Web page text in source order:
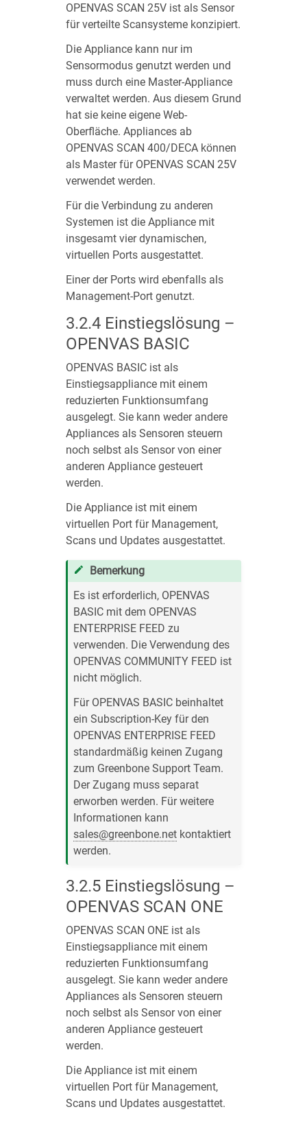
OPENVAS SCAN 25V ist als Sensor
für verteilte Scansysteme konzipiert.
Die Appliance kann nur im
Sensormodus genutzt werden und
muss durch eine Master-Appliance
verwaltet werden. Aus diesem Grund
hat sie keine eigene Web-
Oberfläche. Appliances ab
OPENVAS SCAN 400/DECA können
als Master für OPENVAS SCAN 25V
verwendet werden.
Für die Verbindung zu anderen
Systemen ist die Appliance mit
insgesamt vier dynamischen,
virtuellen Ports ausgestattet.
Einer der Ports wird ebenfalls als
Management-Port genutzt.
3.2.4 Einstiegslösung –
OPENVAS BASIC
OPENVAS BASIC ist als
Einstiegsappliance mit einem
reduzierten Funktionsumfang
ausgelegt. Sie kann weder andere
Appliances als Sensoren steuern
noch selbst als Sensor von einer
anderen Appliance gesteuert
werden.
Die Appliance ist mit einem
virtuellen Port für Management,
Scans und Updates ausgestattet.
Bemerkung
Es ist erforderlich, OPENVAS
BASIC mit dem OPENVAS
ENTERPRISE FEED zu
verwenden. Die Verwendung des
OPENVAS COMMUNITY FEED ist
nicht möglich.
Für OPENVAS BASIC beinhaltet
ein Subscription-Key für den
OPENVAS ENTERPRISE FEED
standardmäßig keinen Zugang
zum Greenbone Support Team.
Der Zugang muss separat
erworben werden. Für weitere
Informationen kann
sales@greenbone.net kontaktiert
werden.
3.2.5 Einstiegslösung –
OPENVAS SCAN ONE
OPENVAS SCAN ONE ist als
Einstiegsappliance mit einem
reduzierten Funktionsumfang
ausgelegt. Sie kann weder andere
Appliances als Sensoren steuern
noch selbst als Sensor von einer
anderen Appliance gesteuert
werden.
Die Appliance ist mit einem
virtuellen Port für Management,
Scans und Updates ausgestattet.